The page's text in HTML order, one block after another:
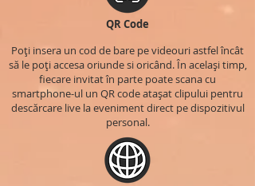
QR Code
Poți insera un cod de bare pe videouri astfel încât
să le poți accesa oriunde si oricând. În același timp,
fiecare invitat în parte poate scana cu
smartphone-ul un QR code atașat clipului pentru
descărcare live la eveniment direct pe dispozitivul
personal.